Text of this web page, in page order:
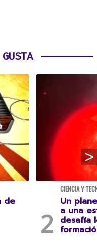
de
CIENCIA Y
Un
a una
desafía